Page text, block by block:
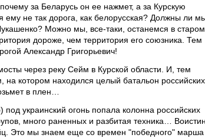
за Беларусь он ее нажмет, а за Курскую
ему не так дорога, как белорусская? Должны ли
Можно мы, все-таки, останемся в старом
дороже, чем территория его союзника. Тем
Александр Григорьевич!
через реку Сейм в Курской области. И, тем
котором находился целый батальон российских
в плен…
украинский огонь попала колонна российских
много раненных и разбитая техника…
Это мы знаем еще со времен "победного" марша